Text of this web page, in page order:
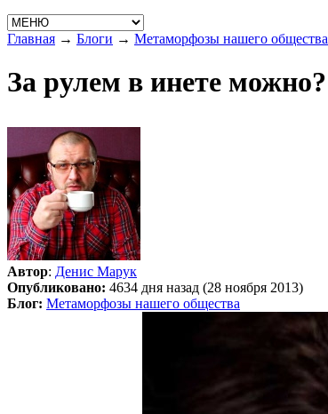
Главная → Блоги → Метаморфозы нашего общества
За рулем в инете можно?
Автор: Денис Марук
Опубликовано: 4634 дня назад (28 ноября 2013)
Блог: Метаморфозы нашего общества